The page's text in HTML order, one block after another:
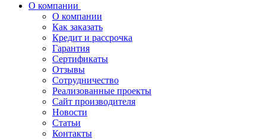
О компании
О компании
Как заказать
Кредит и рассрочка
Гарантия
Сертификаты
Отзывы
Сотрудничество
Реализованные проекты
Сайт производителя
Новости
Статьи
Контакты